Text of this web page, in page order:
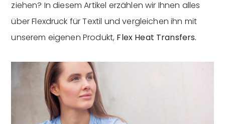
ziehen? In diesem Artikel erzählen wir Ihnen alles
über Flexdruck für Textil und vergleichen ihn mit
unserem eigenen Produkt, Flex Heat Transfers.